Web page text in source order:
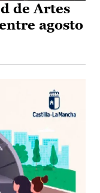
de Artes
agosto